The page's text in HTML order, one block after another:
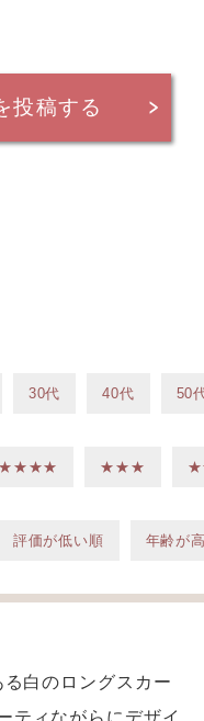
投稿する
30代 40代 50
★★★★ ★★★
評価が低い順 年齢が
白のロングスカー
ティながらにデザイ